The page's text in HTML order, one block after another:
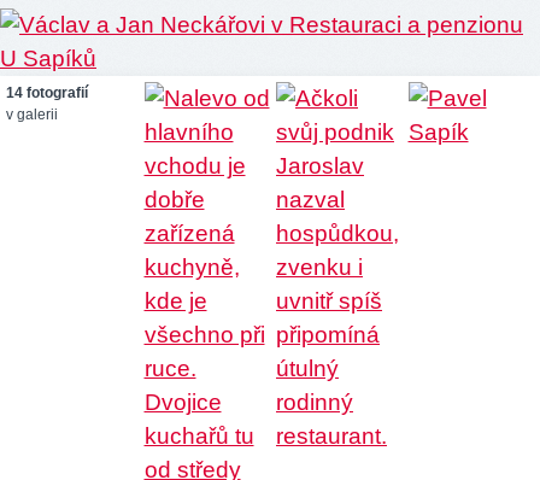
14 fotografií
v galerii